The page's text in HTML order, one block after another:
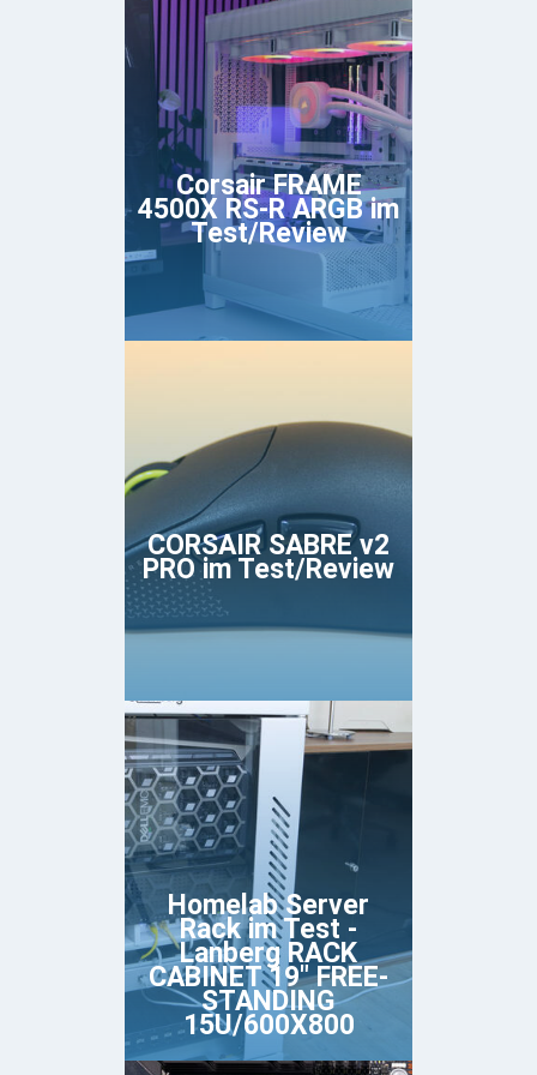
Corsair FRAME
4500X RS-R ARGB im
Test/Review
CORSAIR SABRE v2
PRO im Test/Review
Homelab Server
Rack im Test -
Lanberg RACK
CABINET 19" FREE-
STANDING
15U/600X800